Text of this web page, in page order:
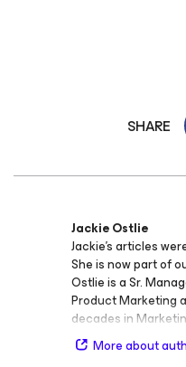
SHARE
Jackie Ostlie
Jackie’s articles
She is now part of
Ostlie is a Sr.
Product Marketing
decades in
the largest
profit industries.
More about